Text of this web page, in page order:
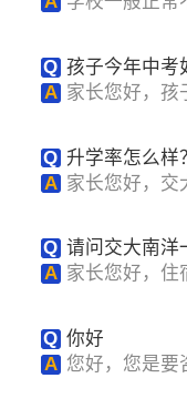
Q 孩子今年中考
中职校录取了，
A 家长您好，孩
Q 升学率怎么样？
A 家长您好，交
Q 请问交大南洋
多少？
A 家长您好，住
Q 你好
A 您好，您是要